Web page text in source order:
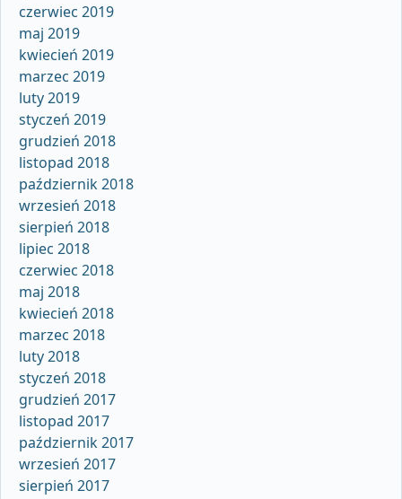
czerwiec 2019
maj 2019
kwiecień 2019
marzec 2019
luty 2019
styczeń 2019
grudzień 2018
listopad 2018
październik 2018
wrzesień 2018
sierpień 2018
lipiec 2018
czerwiec 2018
maj 2018
kwiecień 2018
marzec 2018
luty 2018
styczeń 2018
grudzień 2017
listopad 2017
październik 2017
wrzesień 2017
sierpień 2017